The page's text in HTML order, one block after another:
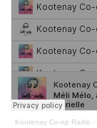
Kootenay Co-op Radio ·